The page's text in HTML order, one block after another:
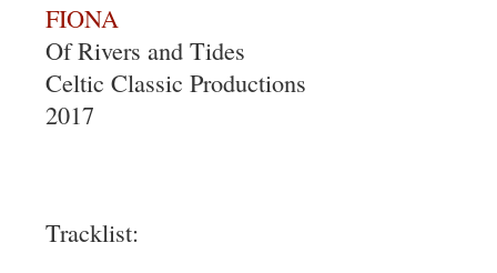
FIONA
Of Rivers and Tides
Celtic Classic Productions
2017
Tracklist: